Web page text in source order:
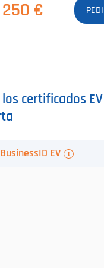
€
certificados
EV